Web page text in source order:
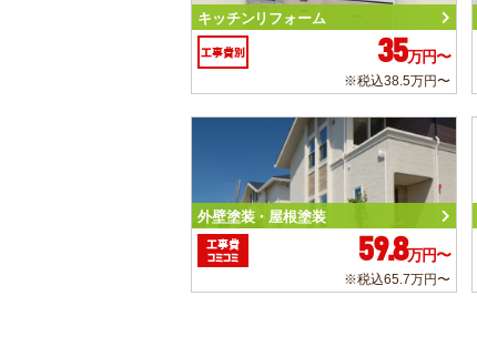
キッチンリフォーム
工事費別 35万円〜
※税込38.5万円〜
外壁塗装・屋根塗装
工事費
コミコミ
59.8万円〜
※税込65.7万円〜